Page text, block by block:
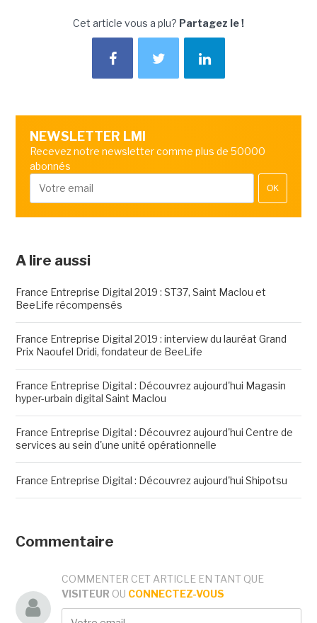
Cet article vous a plu? Partagez le !
NEWSLETTER LMI
Recevez notre newsletter comme plus de 50000
abonnés
OK
A lire aussi
France Entreprise Digital 2019 : ST37, Saint Maclou et
BeeLife récompensés
France Entreprise Digital 2019 : interview du lauréat Grand
Prix Naoufel Dridi, fondateur de BeeLife
France Entreprise Digital : Découvrez aujourd'hui Magasin
hyper-urbain digital Saint Maclou
France Entreprise Digital : Découvrez aujourd'hui Centre de
services au sein d'une unité opérationnelle
France Entreprise Digital : Découvrez aujourd'hui Shipotsu
Commentaire
COMMENTER CET ARTICLE EN TANT QUE
VISITEUR OU CONNECTEZ-VOUS